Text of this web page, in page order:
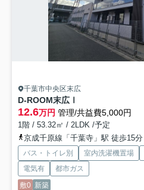
千葉市中央区末広
D-ROOM末広Ⅰ
12.6万円 管理/共益費5,000円
1階 / 53.32㎡ / 2LDK /予定
京成千原線「千葉寺」駅 徒歩15分
バス・トイレ別 室内洗濯機置場
電気有
都市ガス
敷0 新築